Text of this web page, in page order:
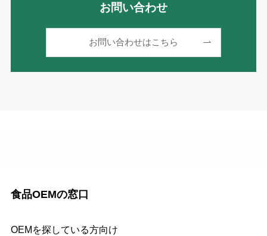
お問い合わせ
お問い合わせはこちら
食品OEMの窓口
OEMを探している方向け